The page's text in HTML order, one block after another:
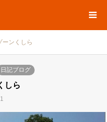
ーンくしら
日記ブログ
しら